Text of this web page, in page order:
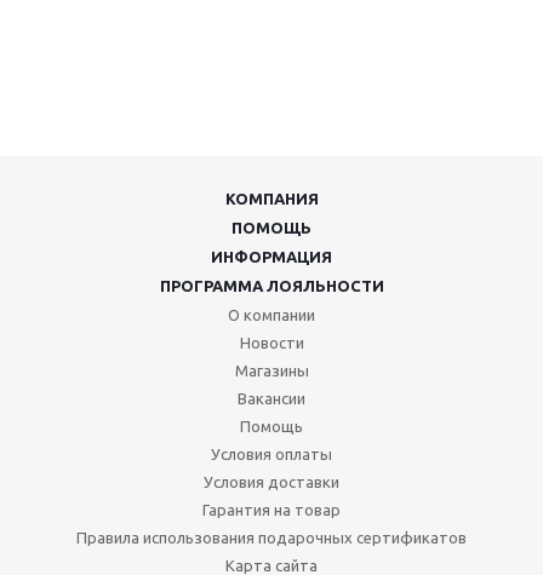
КОМПАНИЯ
ПОМОЩЬ
ИНФОРМАЦИЯ
ПРОГРАММА ЛОЯЛЬНОСТИ
О компании
Новости
Магазины
Вакансии
Помощь
Условия оплаты
Условия доставки
Гарантия на товар
Правила использования подарочных сертификатов
Карта сайта